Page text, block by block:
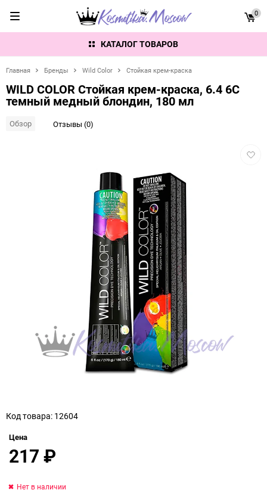
КАТАЛОГ ТОВАРОВ
0
Главная Бренды Wild Color Стойкая крем-краска
WILD COLOR Стойкая крем-краска, 6.4 6C
темный медный блондин, 180 мл
Обзор Отзывы (0)
Код товара: 12604
Цена
217₽
Нет в наличии